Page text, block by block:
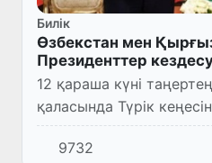
Билік
Өзбекстан мен
Президенттер кездесу
12 қараша күні
қаласында Түрік
Өзбекстан
Мирзияев өзіне
9732